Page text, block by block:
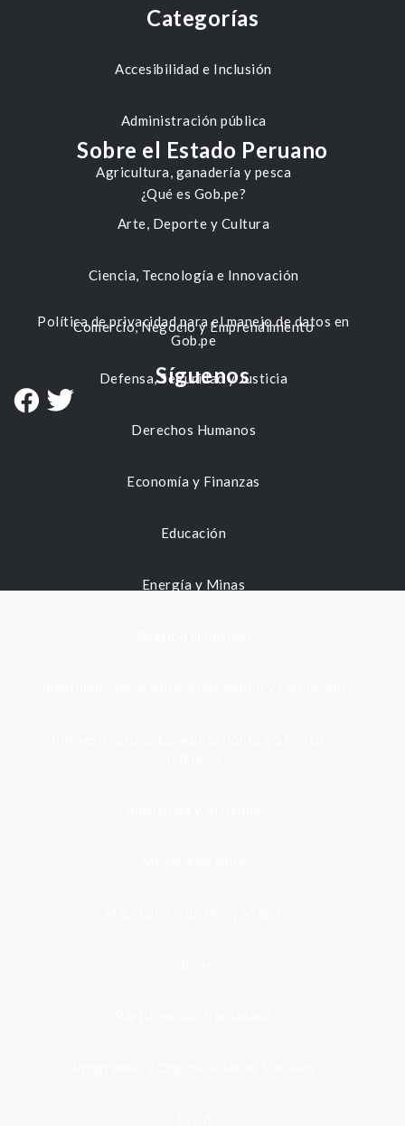
Categorías
Accesibilidad e Inclusión
Administración pública
Agricultura, ganadería y pesca
Arte, Deporte y Cultura
Ciencia, Tecnología e Innovación
Comercio, Negocio y Emprendimiento
Defensa, Seguridad y Justicia
Derechos Humanos
Economía y Finanzas
Educación
Energía y Minas
Sobre el Estado Peruano
¿Qué es Gob.pe?
Política de privacidad para el manejo de datos en
Gob.pe
Síguenos